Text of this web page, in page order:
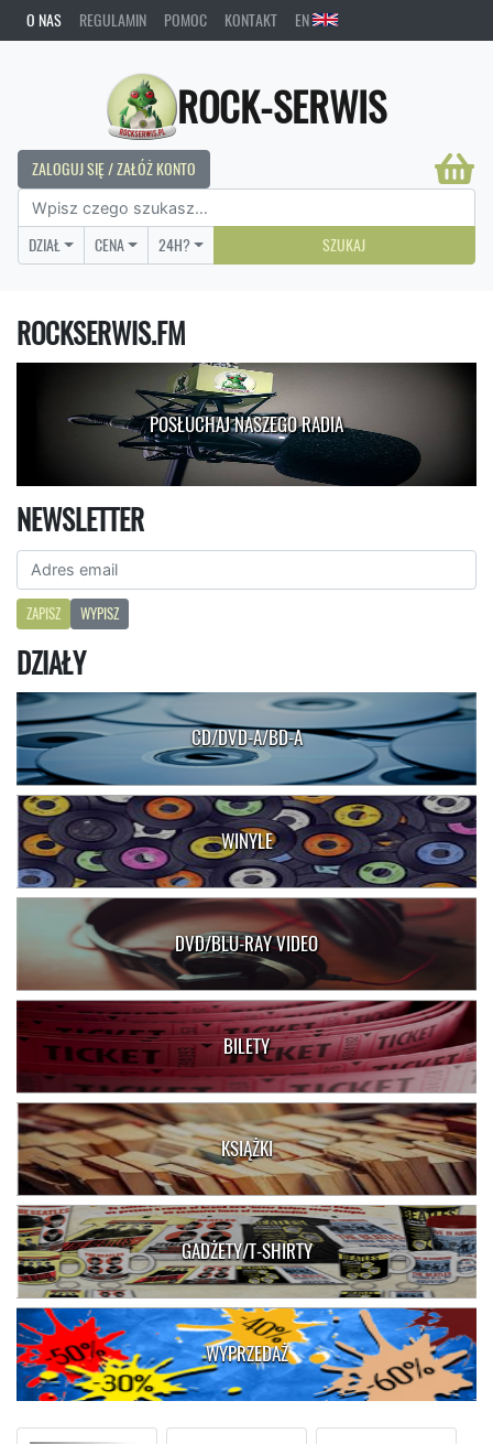
O NAS REGULAMIN POMOC KONTAKT EN
ROCK-SERWIS
ZALOGUJ SIĘ / ZAŁÓŻ KONTO
DZIAŁ CENA 24H? SZUKAJ
ROCKSERWIS.FM
POSŁUCHAJ NASZEGO RADIA
NEWSLETTER
ZAPISZ WYPISZ
DZIAŁY
CD/DVD-A/BD-A
WINYLE
DVD/BLU-RAY VIDEO
BILETY
KSIĄŻKI
GADŻETY/T-SHIRTY
WYPRZEDAŻ